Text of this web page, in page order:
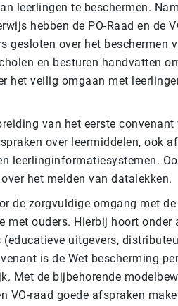
leerlingen te beschermen.
hebben de PO-Raad en de
gesloten over het beschermen
en besturen handvatten
het veilig omgaan met
van het eerste
over leermiddelen, ook
leerlinginformatiesystemen.
het melden van datalekken.
de zorgvuldige omgang met
met ouders. Hierbij hoort onder
uitgevers,
is de Wet bescherming
Met de bijbehorende
VO-raad goede afspraken